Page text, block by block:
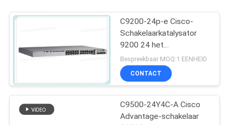
C9200-24p-e Cisco-
Schakelaarkatalysator
9200 24 het
Netwerkhoofdzaak van
de Havenpoe+
Schakelaar
Bespreekbaar MOQ:1 EENHEID
CONTACT
C9500-24Y4C-A Cisco
Advantage-schakelaar